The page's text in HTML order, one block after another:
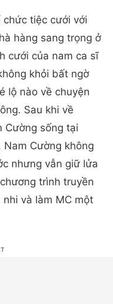
chức tiệc cưới với
hàng sang trọng ở
cưới của nam ca sĩ
khỏi bất ngờ
lộ nào về chuyện
Sau khi về
Cường sống tại
Nam Cường không
nhưng vẫn giữ lửa
trình truyền
và làm MC một